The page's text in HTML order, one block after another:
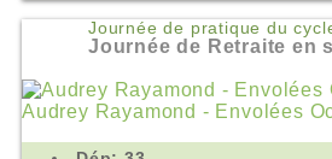
Journée de pratique du
Journée de Retraite en
Audrey Rayamond - Envolées